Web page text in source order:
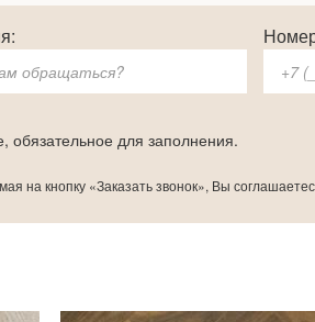
обязательное для заполнения.
на кнопку «Заказать звонок», Вы